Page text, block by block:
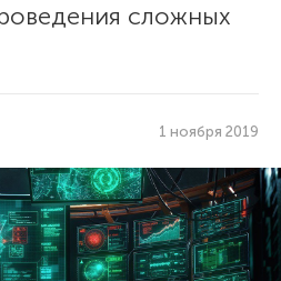
сложных
1 ноября 2019